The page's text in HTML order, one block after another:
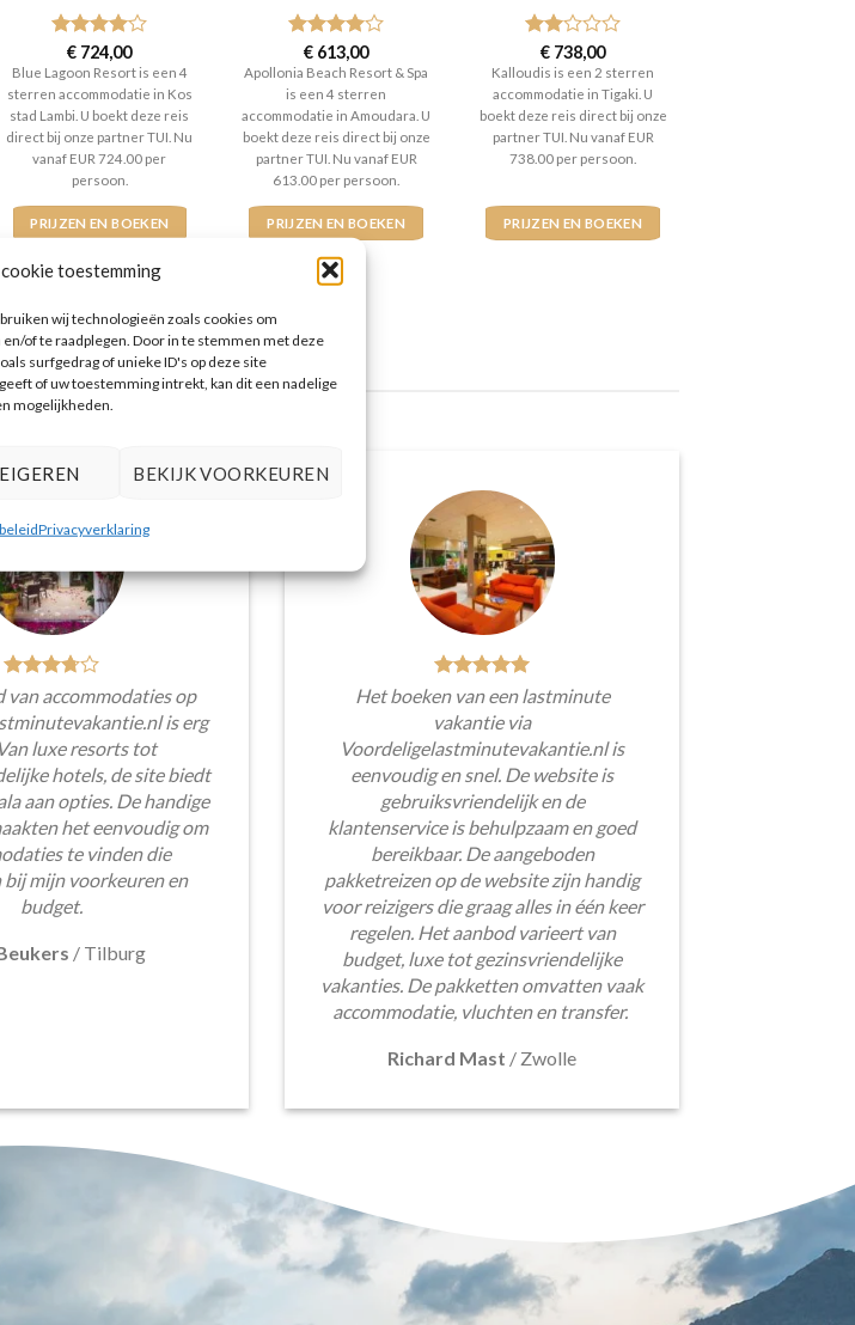
toestemming
wij technologieën zoals cookies om
of te raadplegen. Door in te stemmen met deze
surfgedrag of unieke ID's op deze site
of uw toestemming intrekt, kan dit een nadelige
mogelijkheden.
BEKIJK VOORKEUREN
Privacyverklaring
Gewaardeerd
4uit 5
€ 724,00
Blue Lagoon Resort is een 4
sterren accommodatie in Kos
stad Lambi. U boekt deze reis
direct bij onze partner TUI. Nu
vanaf EUR 724.00 per
persoon.
PRIJZEN EN BOEKEN
Gewaardeerd
4uit 5
€ 613,00
Apollonia Beach Resort & Spa
is een 4 sterren
accommodatie in Amoudara. U
boekt deze reis direct bij onze
partner TUI. Nu vanaf EUR
613.00 per persoon.
PRIJZEN EN BOEKEN
Gewaardeerd
2uit
5
€ 738,00
Kalloudis is een 2 sterren
accommodatie in Tigaki. U
boekt deze reis direct bij onze
partner TUI. Nu vanaf EUR
738.00 per persoon.
PRIJZEN EN BOEKEN
ONS ZEGGEN
van accommodaties op
is erg
luxe resorts tot
hotels, de site biedt
aan opties. De handige
het eenvoudig om
te vinden die
bij mijn voorkeuren en
budget.
/ Tilburg
Het boeken van een lastminute
vakantie via
Voordeligelastminutevakantie.nl is
eenvoudig en snel. De website is
gebruiksvriendelijk en de
klantenservice is behulpzaam en goed
bereikbaar. De aangeboden
pakketreizen op de website zijn handig
voor reizigers die graag alles in één keer
regelen. Het aanbod varieert van
budget, luxe tot gezinsvriendelijke
vakanties. De pakketten omvatten vaak
accommodatie, vluchten en transfer.
Richard Mast / Zwolle